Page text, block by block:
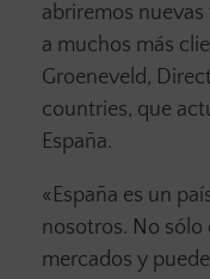
abriremos
a muchos más
Groeneveld,
countries, que
España.
«España es un
nosotros. No sólo
mercados y